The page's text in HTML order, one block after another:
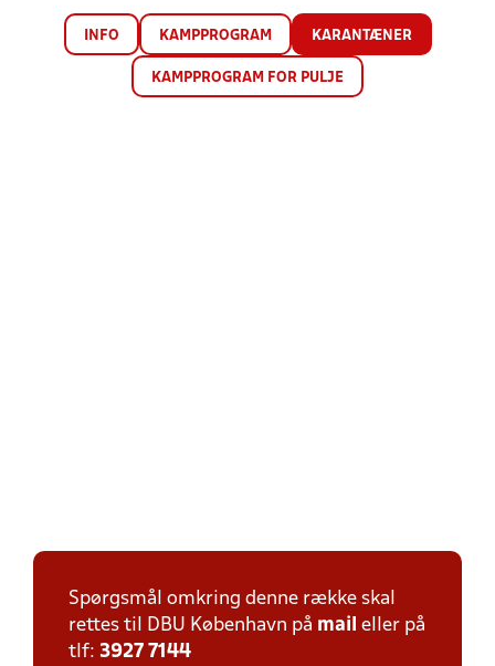
INFO KAMPPROGRAM KARANTÆNER
KAMPPROGRAM FOR PULJE
Spørgsmål omkring denne række skal
rettes til DBU København på mail eller på
tlf: 3927 7144